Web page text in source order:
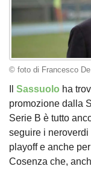
© foto di Francesco
Sassuolo ha
promozione dalla
Serie B è tutto
seguire i
playoff e anche
Cosenza che,